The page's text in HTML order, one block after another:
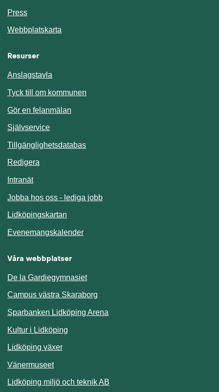
Press
Webbplatskarta
Resurser
Anslagstavla
Tyck till om kommunen
Gör en felanmälan
SjälvserviceLänk till annan webbplats.
TillgänglighetsdatabasLänk till annan webbplats.
Redigera
IntranätLänk till annan webbplats.
Jobba hos oss - lediga jobb
Lidköpingskartan
EvenemangskalenderLänk till annan webbplats.
Våra webbplatser
De la Gardiegymnasiet
Campus västra Skaraborg
Sparbanken Lidköping Arena
Kultur i Lidköping
Lidköping växer
Vänermuseet
Lidköping miljö och teknik AB